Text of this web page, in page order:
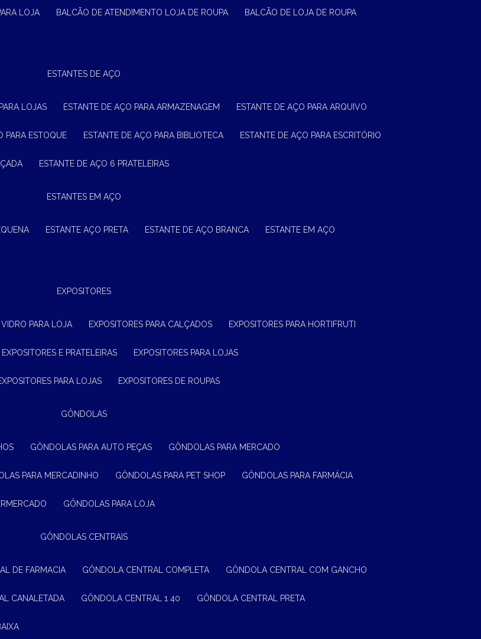
LOJA BALCÃO DE ATENDIMENTO LOJA DE ROUPA BALCÃO DE LOJA DE ROUPA
ESTANTES DE AÇO
LOJAS ESTANTE DE AÇO PARA ARMAZENAGEM ESTANTE DE AÇO PARA ARQUIVO
PARA ESTOQUE ESTANTE DE AÇO PARA BIBLIOTECA ESTANTE DE AÇO PARA ESCRITÓRIO
ESTANTE DE AÇO 6 PRATELEIRAS
ESTANTES EM AÇO
ESTANTE AÇO PRETA ESTANTE DE AÇO BRANCA ESTANTE EM AÇO
EXPOSITORES
VIDRO PARA LOJA EXPOSITORES PARA CALÇADOS EXPOSITORES PARA HORTIFRUTI
EXPOSITORES E PRATELEIRAS EXPOSITORES PARA LOJAS
PARA LOJAS EXPOSITORES DE ROUPAS
GÔNDOLAS
GÔNDOLAS PARA AUTO PEÇAS GÔNDOLAS PARA MERCADO
PARA MERCADINHO GÔNDOLAS PARA PET SHOP GÔNDOLAS PARA FARMÁCIA
GÔNDOLAS PARA LOJA
GÔNDOLAS CENTRAIS
DE FARMACIA GÔNDOLA CENTRAL COMPLETA GÔNDOLA CENTRAL COM GANCHO
CANALETADA GÔNDOLA CENTRAL 1 40 GÔNDOLA CENTRAL PRETA